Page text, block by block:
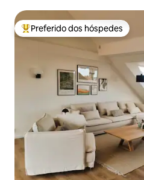
Entre os melhores preferidos
Preferido dos hóspedes